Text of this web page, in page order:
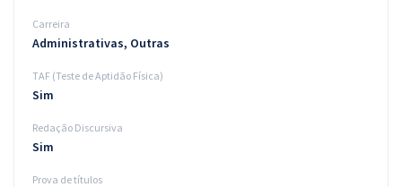
Carreira
Administrativas, Outras
TAF (Teste de Aptidão Física)
Sim
Redação Discursiva
Sim
Prova de títulos